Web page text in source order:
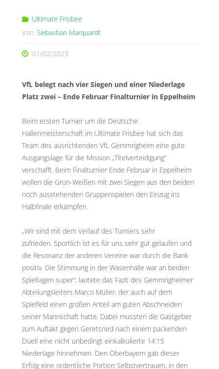
Ultimate Frisbee
Von Sebastian Marquardt
01/02/2023
VfL belegt nach vier Siegen und einer Niederlage
Platz zwei – Ende Februar Finalturnier in Eppelheim
Beim ersten Turnier um die Deutsche
Hallenmeisterschaft im Ultimate Frisbee hat sich das
Team des ausrichtenden VfL Gemmrigheim eine gute
Ausgangslage für die Mission „Titelverteidigung“
verschafft. Beim Finalturnier Ende Februar in Eppelheim
wollen die Grün-Weißen mit zwei Siegen aus den beiden
noch ausstehenden Gruppenspielen den Einzug ins
Halbfinale erkämpfen.
„Wir sind mit dem Verlauf des Turniers sehr
zufrieden. Sportlich ist es für uns sehr gut gelaufen und
die Resonanz der anderen Vereine war durch die Bank
positiv. Die Stimmung in der Wasenhalle war an beiden
Spieltagen super“, lautete das Fazit des Gemmrigheimer
Abteilungsleiters Marco Müller, der auch auf dem
Spielfeld einen großen Anteil am guten Abschneiden
seiner Mannschaft hatte. Dabei mussten die Gastgeber
zum Auftakt gegen Geretsried nach einem packenden
Duell eine nicht unbedingt einkalkulierte 14:15
Niederlage hinnehmen. Den Oberbayern gab dieser
Erfolg eine ordentliche Portion Selbstvertrauen, in den